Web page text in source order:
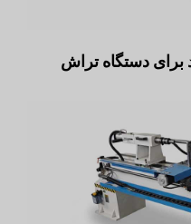
برای دستگاه تراش